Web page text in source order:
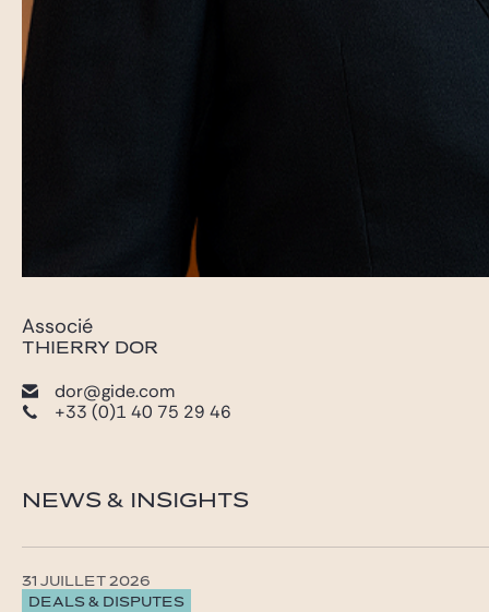
Associé
THIERRY DOR
dor@gide.com
+33 (0)1 40 75 29 46
NEWS & INSIGHTS
DEALS & DISPUTES
31 JUILLET 2026